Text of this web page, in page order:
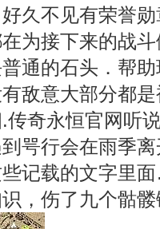
久不见有荣誉
为接下来的战
通的石头．帮
敌意大部分都
奇永恒官网听
咢行会在雨季
记载的文字里
，伤了九个骷